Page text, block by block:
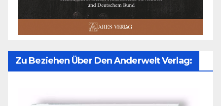
Zu Beziehen Über Den Anderwelt Verlag: